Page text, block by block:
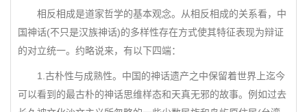
相反相成是道家哲学的基本观念。从相反相成的关系看，中
国神话(不只是汉族神话)的多样性存在方式使其特征表现为辩证
的对立统一。约略说来，有以下四端：
1.古朴性与成熟性。中国的神话遗产之中保留着世界上迄今
可以看到的最古朴的神话思维样态和天真无邪的故事。例如过去